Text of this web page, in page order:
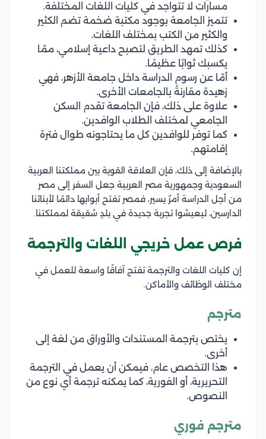
مسارات لا تتواجد في كليات اللغات المختلفة.
تتميز الجامعة بوجود مكتبة ضخمة تضم الكثير
والكثير من الكتب بمختلف اللغات.
كذلك تمهد الطريق لتصبح داعية إسلامي، ممّا
يكسبك ثوابًا عظيمًا.
أمّا عن رسوم الدراسة داخل جامعة الأزهر، فهي
زهيدة مقارنةً بالجامعات الأخرى.
علاوة على ذلك، فإن الجامعة تقدم السكن
الجامعي لمختلف الطلاب الوافدين.
كما توفر للوافدين كل ما يحتاجونه طوال فترة
إقامتهم.
بالإضافة إلى ذلك، فإن العلاقة القوية بين مملكتنا العربية
السعودية وجمهورية مصر العربية جعل السفر إلى مصر
من أجل الدراسة أمرٌ يسير، فمصر تفتح أبوابها دائمًا لأبنائنا
الدارسين، ليعيشوا تجربة جديدة في بلدٍ شقيقة لمملكتنا.
فرص عمل خريجي اللغات والترجمة
إن كليات اللغات والترجمة تفتح آفاقًا واسعة للعمل في
مختلف الوظائف والأماكن.
مترجم
يختص بترجمة المستندات والأوراق من لغة إلى
أخرى.
هذا التخصص عام، فيمكن أن يعمل في الترجمة
التحريرية، أو الفورية، كما يمكنه ترجمة أي نوع من
النصوص.
مترجم فوري